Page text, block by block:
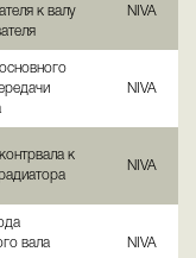
к валу
NIVA
NIVA
к
NIVA
вала
NIVA